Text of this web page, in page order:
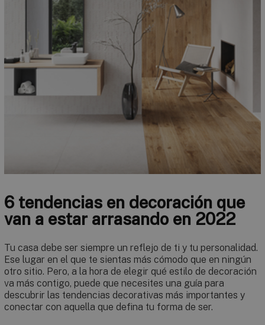
6 tendencias en decoración que
van a estar arrasando en 2022
Tu casa debe ser siempre un reflejo de ti y tu personalidad.
Ese lugar en el que te sientas más cómodo que en ningún
otro sitio. Pero, a la hora de elegir qué estilo de decoración
va más contigo, puede que necesites una guía para
descubrir las tendencias decorativas más importantes y
conectar con aquella que defina tu forma de ser.